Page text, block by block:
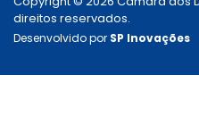
direitos reservados.
Desenvolvido por SP Inovações